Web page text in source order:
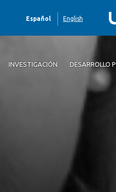
Español English
INVESTIGACIÓN DESARROLLO